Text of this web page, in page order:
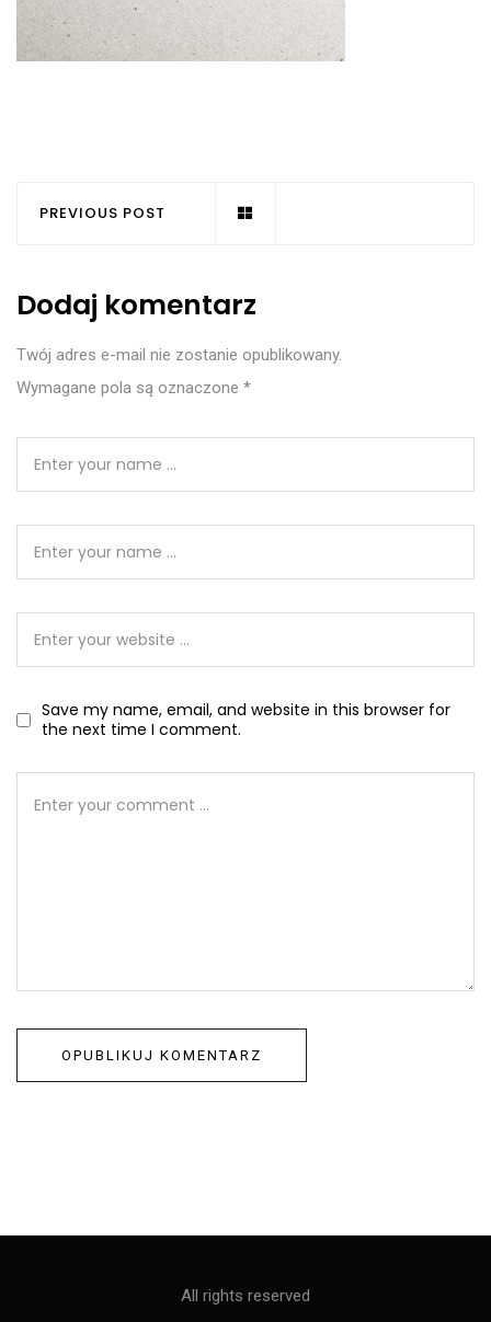
PREVIOUS POST
Dodaj komentarz
Twój adres e-mail nie zostanie opublikowany.
Wymagane pola są oznaczone *
Save my name, email, and website in this browser for
the next time I comment.
All rights reserved